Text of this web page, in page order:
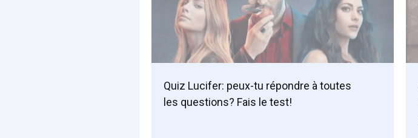
Quiz Lucifer: peux-tu répondre à toutes
les questions? Fais le test!